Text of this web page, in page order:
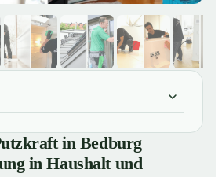
in Bedburg gesucht:
und Gewerbein Bedburg
in Haushalt und